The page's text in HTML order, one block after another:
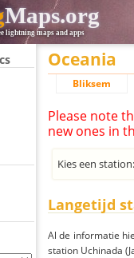
Maps.org
lightning maps and apps
Oceania
Bliksem
Please note
new ones in
Kies een station:
Langetijd
Al de informatie
station Uchinada